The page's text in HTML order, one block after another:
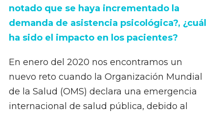
notado que se haya incrementado la
demanda de asistencia psicológica?, ¿cuál
ha sido el impacto en los pacientes?
En enero del 2020 nos encontramos un
nuevo reto cuando la Organización Mundial
de la Salud (OMS) declara una emergencia
internacional de salud pública, debido al